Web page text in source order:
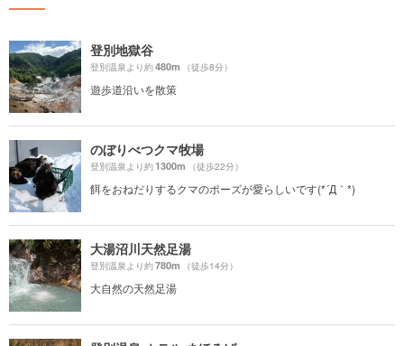
登別地獄谷
登別温泉より約480m （徒歩8分）
遊歩道沿いを散策
のぼりべつクマ牧場
登別温泉より約1300m （徒歩22分）
餌をおねだりするクマのポーズが愛らしいです(*´Д｀*)
大湯沼川天然足湯
登別温泉より約780m （徒歩14分）
大自然の天然足湯